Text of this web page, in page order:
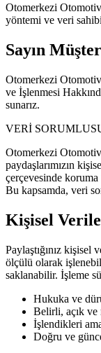
Otomerkezi
yöntemi ve veri
Sayın
Otomerkezi
ve İşlenmesi
sunarız.
VERİ
Otomerkezi
paydaşlarımızın
çerçevesinde
Bu kapsamda, veri
Kişisel
Paylaştığınız kişisel
ölçülü olarak
saklanabilir. İşleme
Hukuka ve
Belirli, açık ve
İşlendikleri
Doğru ve